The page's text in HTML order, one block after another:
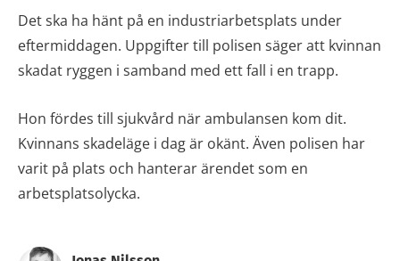
Det ska ha hänt på en industriarbetsplats under
eftermiddagen. Uppgifter till polisen säger att kvinnan
skadat ryggen i samband med ett fall i en trapp.
Hon fördes till sjukvård när ambulansen kom dit.
Kvinnans skadeläge i dag är okänt. Även polisen har
varit på plats och hanterar ärendet som en
arbetsplatsolycka.